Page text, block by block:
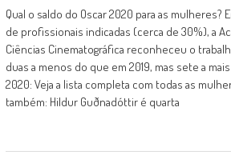
Qual o saldo do Oscar 2020 para as mulheres?
de profissionais indicadas (cerca de 30%), a
Ciências Cinematográfica reconheceu o
duas a menos do que em 2019, mas sete a
2020: Veja a lista completa com todas as
também: Hildur Guðnadóttir é quarta